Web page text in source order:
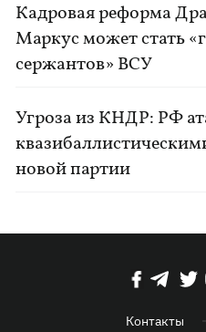
Кадровая реформа
Маркус может стать
сержантов» ВСУ
Угроза из КНДР: РФ
новой партии
Контакты